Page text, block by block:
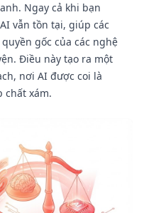
Ngay cả khi bạn
vẫn tồn tại, giúp các
gốc của các nghệ
Điều này tạo ra một
nơi AI được coi là
chất xám.